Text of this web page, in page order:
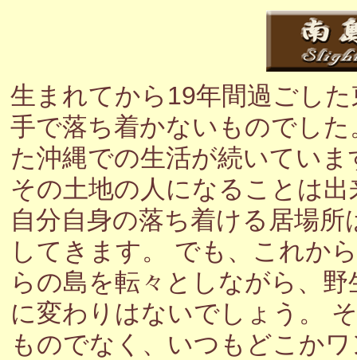
生まれてから19年間過ごし
手で落ち着かないものでし
た沖縄での生活が続いてい
その土地の人になることは
自分自身の落ち着ける居場
してきます。 でも、これか
らの島を転々としながら、
に変わりはないでしょう。
ものでなく、いつもどこか